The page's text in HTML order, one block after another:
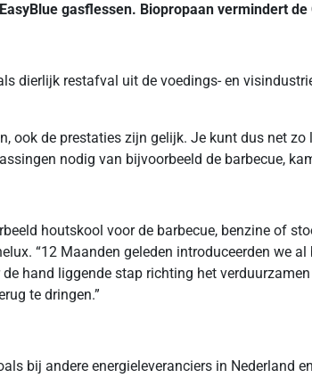
gasflessen. Biopropaan vermindert de
restafval uit de voedings- en
ook de prestaties zijn gelijk. Je kunt dus net
nodig van bijvoorbeeld de barbecue,
houtskool voor de barbecue, benzine of
“12 Maanden geleden introduceerden we
hand liggende stap richting het
te dringen.”
bij andere energieleveranciers in Nederland